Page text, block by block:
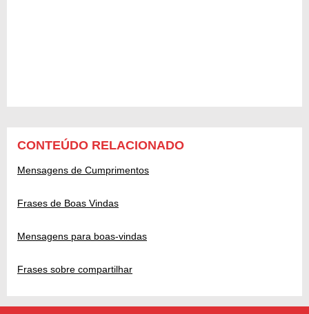
CONTEÚDO RELACIONADO
Mensagens de Cumprimentos
Frases de Boas Vindas
Mensagens para boas-vindas
Frases sobre compartilhar